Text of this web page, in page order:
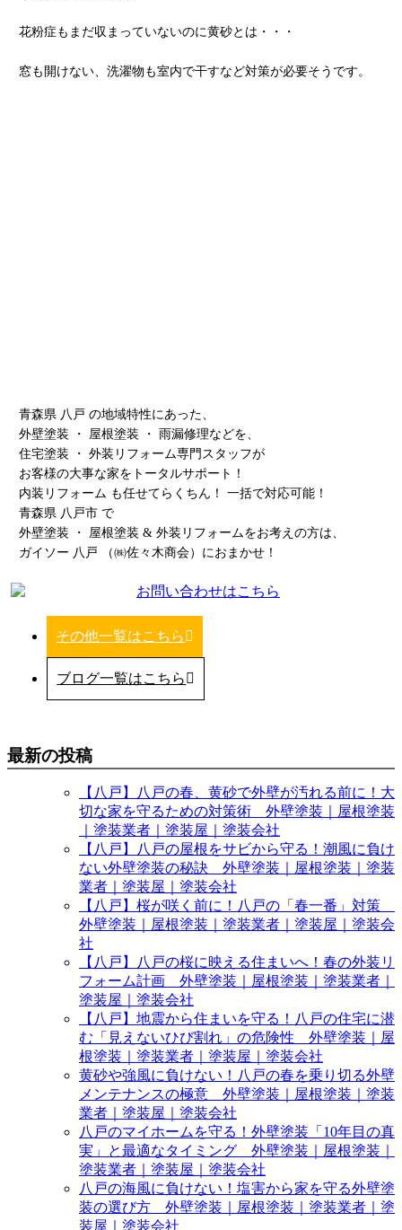
花粉症もまだ収まっていないのに黄砂とは・・・
窓も開けない、洗濯物も室内で干すなど対策が必要そうです。
青森県 八戸 の地域特性にあった、
外壁塗装 ・ 屋根塗装 ・ 雨漏修理などを、
住宅塗装 ・ 外装リフォーム専門スタッフが
お客様の大事な家をトータルサポート！
内装リフォーム も任せてらくちん！ 一括で対応可能！
青森県 八戸市 で
外壁塗装 ・ 屋根塗装 & 外装リフォームをお考えの方は、
ガイソー 八戸 （㈱佐々木商会）におまかせ！
その他一覧はこちら
ブログ一覧はこちら
最新の投稿
【八戸】八戸の春、黄砂で外壁が汚れる前に！大
切な家を守るための対策術 外壁塗装｜屋根塗装
｜塗装業者｜塗装屋｜塗装会社
【八戸】八戸の屋根をサビから守る！潮風に負け
ない外壁塗装の秘訣 外壁塗装｜屋根塗装｜塗装
業者｜塗装屋｜塗装会社
【八戸】桜が咲く前に！八戸の「春一番」対策
外壁塗装｜屋根塗装｜塗装業者｜塗装屋｜塗装会
社
【八戸】八戸の桜に映える住まいへ！春の外装リ
フォーム計画 外壁塗装｜屋根塗装｜塗装業者｜
塗装屋｜塗装会社
【八戸】地震から住まいを守る！八戸の住宅に潜
む「見えないひび割れ」の危険性 外壁塗装｜屋
根塗装｜塗装業者｜塗装屋｜塗装会社
黄砂や強風に負けない！八戸の春を乗り切る外壁
メンテナンスの極意 外壁塗装｜屋根塗装｜塗装
業者｜塗装屋｜塗装会社
八戸のマイホームを守る！外壁塗装「10年目の真
実」と最適なタイミング 外壁塗装｜屋根塗装｜
塗装業者｜塗装屋｜塗装会社
八戸の海風に負けない！塩害から家を守る外壁塗
装の選び方 外壁塗装｜屋根塗装｜塗装業者｜塗
装屋｜塗装会社